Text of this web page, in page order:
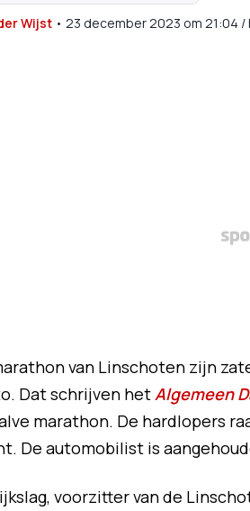
Wijst• 23 december 2023 om 21:04 /
van Linschoten zijn
Dat schrijven hetAlgemeen
marathon. De hardlopers
De automobilist is
voorzitter van de